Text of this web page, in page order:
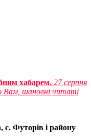
хабарем. 27 серпня
Вам, шановні читаті
с. Футорів і району